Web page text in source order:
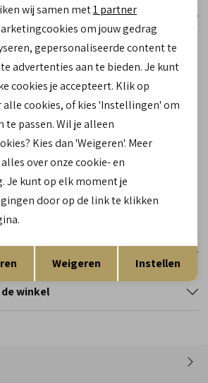
Hassia
301689 3200 Piacenza
00023462-80
G
Ja
Instappers | ballerina's
Textiel
Kalfsleer
Rubber
winkel
Opslaan
wij samen met1 partner
om jouw gedrag
gepersonaliseerde content te
advertenties aan te bieden. Je kunt
cookies je accepteert. Klik op
alle cookies, of kies 'Instellingen' om
te passen. Wil je alleen
Kies dan 'Weigeren'. Meer
alles over onze cookie- en
Je kunt op elk moment je
door op de link te klikken
Weigeren Instellen